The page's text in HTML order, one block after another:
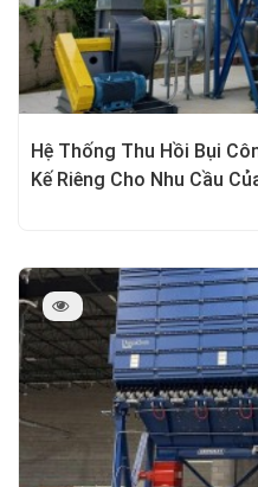
Hệ Thống Thu Hồi Bụi
Kế Riêng Cho Nhu Cầu